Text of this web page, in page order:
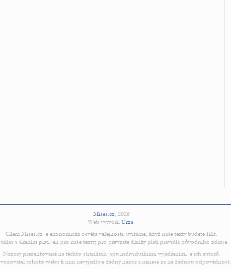
Mises.cz, 2026
Web vytvořil Urza.
Cílem Mises.cz je ekonomická osvěta veřejnosti; uvítáme, když naše texty budete šířit.
s šířením platí jen pro naše texty; pro převzaté články platí pravidla původního zdroje.
Názory prezentované na těchto stránkách jsou individuálními vyjádřeními jejich autorů.
tohoto webu k nim nevyjadřuje žádný názor a nenese za ně žádnou odpovědnost.